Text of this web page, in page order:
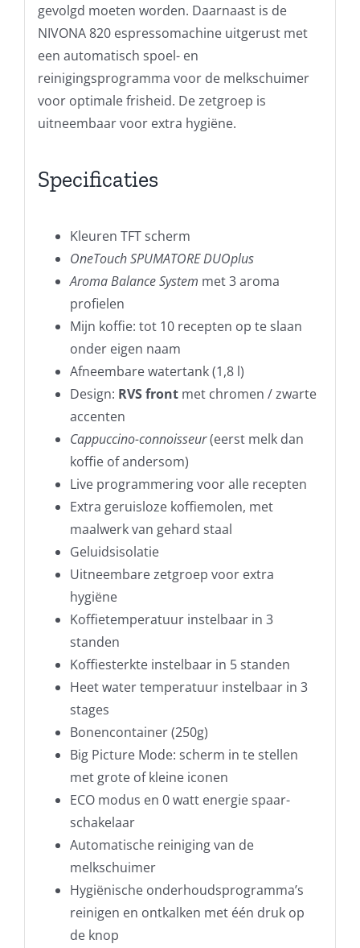
gevolgd moeten worden. Daarnaast is de
NIVONA 820 espressomachine uitgerust met
een automatisch spoel- en
reinigingsprogramma voor de melkschuimer
voor optimale frisheid. De zetgroep is
uitneembaar voor extra hygiëne.
Specificaties
Kleuren TFT scherm
OneTouch SPUMATORE DUOplus
Aroma Balance System met 3 aroma
profielen
Mijn koffie: tot 10 recepten op te slaan
onder eigen naam
Afneembare watertank (1,8 l)
Design: RVS frontmet chromen / zwarte
accenten
Cappuccino-connoisseur(eerst melk dan
koffie of andersom)
Live programmering voor alle recepten
Extra geruisloze koffiemolen, met
maalwerk van gehard staal
Geluidsisolatie
Uitneembare zetgroep voor extra
hygiëne
Koffietemperatuur instelbaar in 3
standen
Koffiesterkte instelbaar in 5 standen
Heet water temperatuur instelbaar in 3
stages
Bonencontainer (250g)
Big Picture Mode: scherm in te stellen
met grote of kleine iconen
ECO modus en 0 watt energie spaar-
schakelaar
Automatische reiniging van de
melkschuimer
Hygiënische onderhoudsprogramma’s
reinigen en ontkalken met één druk op
de knop